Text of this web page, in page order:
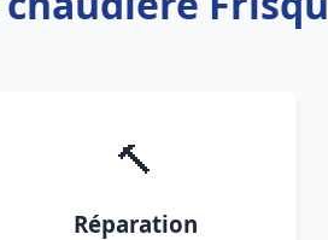
🔨
Réparation